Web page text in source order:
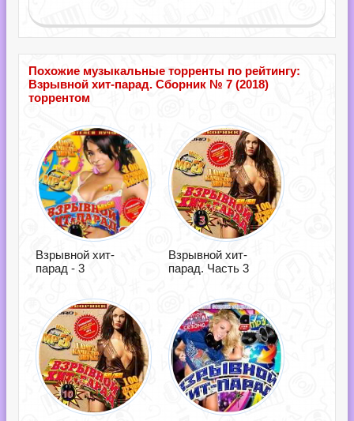
Похожие музыкальные торренты по рейтингу:
Взрывной хит-парад. Сборник № 7 (2018)
торрентом
Взрывной хит-
парад - 3
Взрывной хит-
парад. Часть 3